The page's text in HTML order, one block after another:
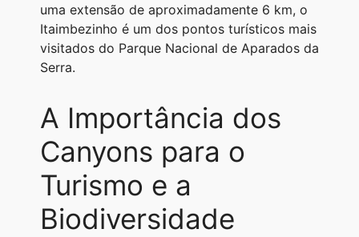
uma extensão de aproximadamente 6 km, o
Itaimbezinho é um dos pontos turísticos mais
visitados do Parque Nacional de Aparados da
Serra.
A Importância dos
Canyons para o
Turismo e a
Biodiversidade